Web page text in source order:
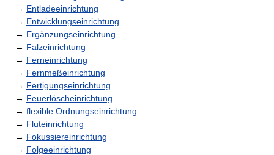
→ Entladeeinrichtung
→ Entwicklungseinrichtung
→ Ergänzungseinrichtung
→ Falzeinrichtung
→ Ferneinrichtung
→ Fernmeßeinrichtung
→ Fertigungseinrichtung
→ Feuerlöscheinrichtung
→ flexible Ordnungseinrichtung
→ Fluteinrichtung
→ Fokussiereinrichtung
→ Folgeeinrichtung